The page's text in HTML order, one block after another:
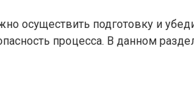
подготовку и
процесса. В данном